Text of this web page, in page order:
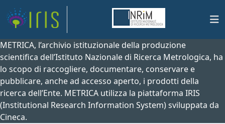
METRICA, l’archivio istituzionale della produzione
scientifica dell’Istituto Nazionale di Ricerca Metrologica, ha
lo scopo di raccogliere, documentare, conservare e
pubblicare, anche ad accesso aperto, i prodotti della
ricerca dell’Ente. METRICA utilizza la piattaforma IRIS
(Institutional Research Information System) sviluppata da
Cineca.